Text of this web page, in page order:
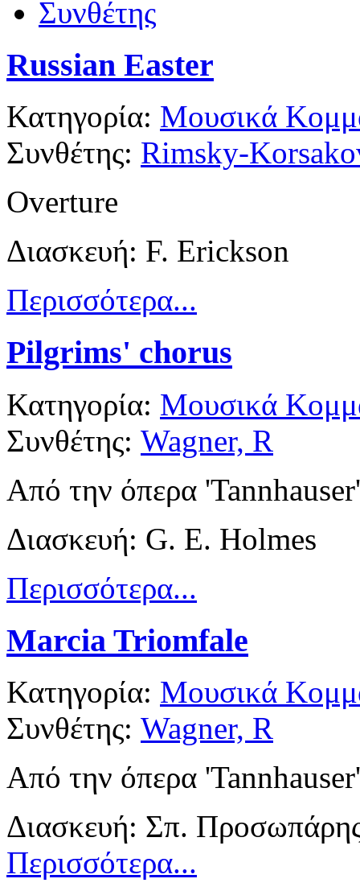
Συνθέτης
Russian Easter
Κατηγορία: Μουσικά
Συνθέτης: Rimsky-
Overture
Διασκευή: F. Erickson
Περισσότερα...
Pilgrims' chorus
Κατηγορία: Μουσικά
Συνθέτης: Wagner, R
Από την όπερα 'Tannhauser'
Διασκευή: G. E. Holmes
Περισσότερα...
Marcia Triomfale
Κατηγορία: Μουσικά
Συνθέτης: Wagner, R
Από την όπερα 'Tannhauser'
Διασκευή: Σπ.
Περισσότερα...